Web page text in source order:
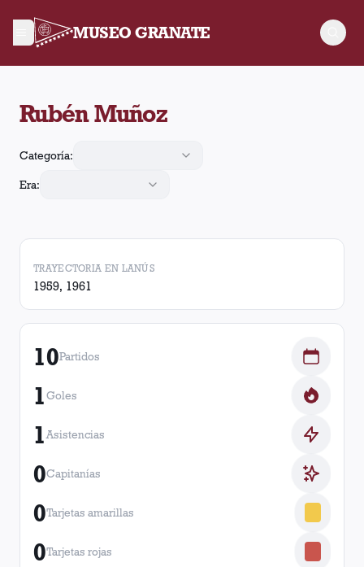
MUSEO GRANATE
Rubén Muñoz
Categoría:
Era:
TRAYECTORIA EN LANÚS
1959, 1961
10Partidos
1Goles
1Asistencias
0Capitanías
0Tarjetas amarillas
0Tarjetas rojas